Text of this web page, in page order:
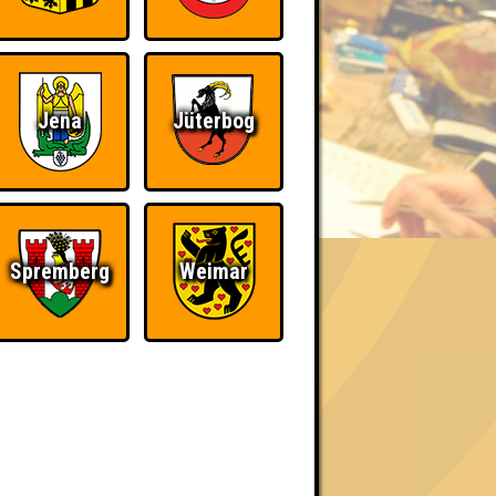
UNS
«
Jena Jüterbog
Spremberg Weimar